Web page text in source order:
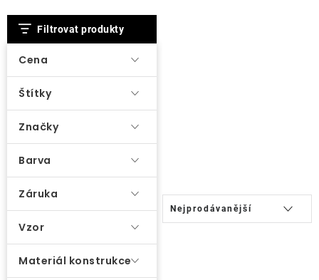
Deštníky
Kolekce
Prodávané značky
Filtrovat produkty
Cena
Štítky
Značky
Barva
Záruka
Vzor
Materiál konstrukce
V
ý
i
s
r
d
t
Ř
a
Nejprodávanější